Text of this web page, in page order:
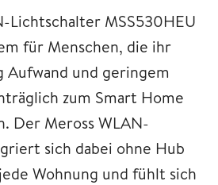
Lichtschalter MSS530HEU
für Menschen, die ihr
Aufwand und geringem
zum Smart Home
Der Meross WLAN-
sich dabei ohne Hub
Wohnung und fühlt sich